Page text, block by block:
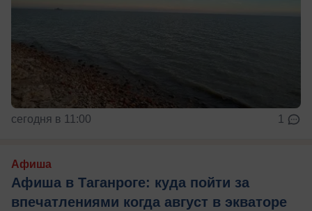
сегодня в 11:00 1
Афиша
Афиша в Таганроге: куда пойти за
впечатлениями когда август в экваторе